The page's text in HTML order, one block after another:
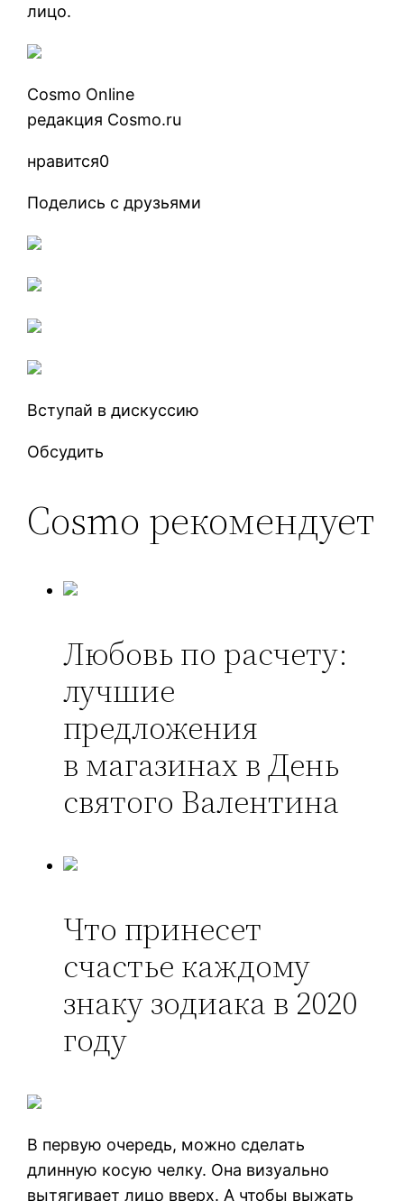
лицо.
Cosmo Online
редакция Cosmo.ru
нравится0
Поделись с друзьями
Вступай в дискуссию
Обсудить
Cosmo рекомендует
Любовь по расчету:
лучшие
предложения
в магазинах в День
святого Валентина
Что принесет
счастье каждому
знаку зодиака в 2020
году
В первую очередь, можно сделать
длинную косую челку. Она визуально
вытягивает лицо вверх. А чтобы выжать